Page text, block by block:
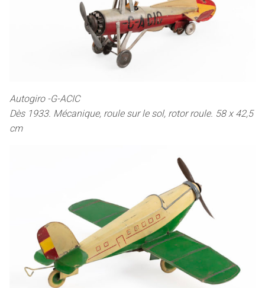
Autogiro -G-ACIC
Dès 1933. Mécanique, roule sur le sol, rotor roule. 58 x 42,5
cm